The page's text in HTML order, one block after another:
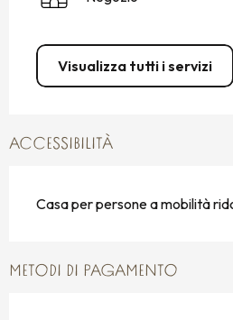
Visualizza tutti i servizi
ACCESSIBILITÀ
Casa per persone a mobilità
METODI DI PAGAMENTO